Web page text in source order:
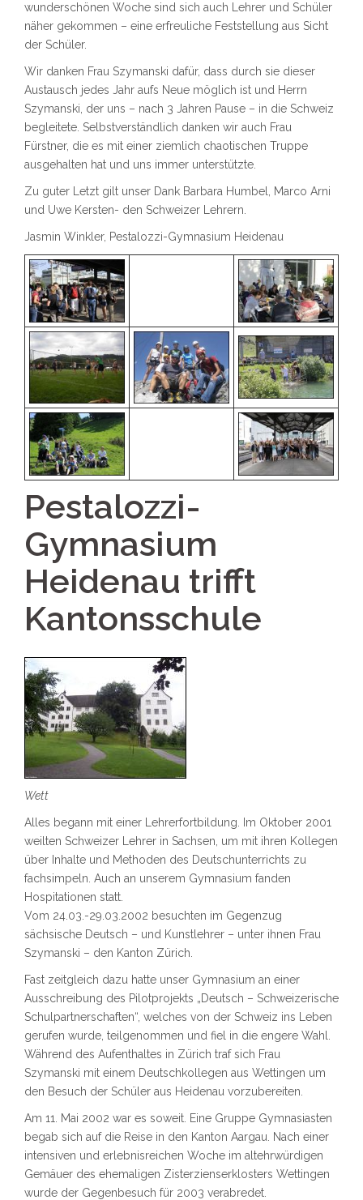
wunderschönen Woche sind sich auch Lehrer und Schüler
näher gekommen – eine erfreuliche Feststellung aus Sicht
der Schüler.
Wir danken Frau Szymanski dafür, dass durch sie dieser
Austausch jedes Jahr aufs Neue möglich ist und Herrn
Szymanski, der uns – nach 3 Jahren Pause – in die Schweiz
begleitete. Selbstverständlich danken wir auch Frau
Fürstner, die es mit einer ziemlich chaotischen Truppe
ausgehalten hat und uns immer unterstützte.
Zu guter Letzt gilt unser Dank Barbara Humbel, Marco Arni
und Uwe Kersten- den Schweizer Lehrern.
Jasmin Winkler, Pestalozzi-Gymnasium Heidenau
Pestalozzi-
Gymnasium
Heidenau trifft
Kantonsschule
Wett
Alles begann mit einer Lehrerfortbildung. Im Oktober 2001
weilten Schweizer Lehrer in Sachsen, um mit ihren Kollegen
über Inhalte und Methoden des Deutschunterrichts zu
fachsimpeln. Auch an unserem Gymnasium fanden
Hospitationen statt.
Vom 24.03.-29.03.2002 besuchten im Gegenzug
sächsische Deutsch – und Kunstlehrer – unter ihnen Frau
Szymanski – den Kanton Zürich.
Fast zeitgleich dazu hatte unser Gymnasium an einer
Ausschreibung des Pilotprojekts „Deutsch – Schweizerische
Schulpartnerschaften“, welches von der Schweiz ins Leben
gerufen wurde, teilgenommen und fiel in die engere Wahl.
Während des Aufenthaltes in Zürich traf sich Frau
Szymanski mit einem Deutschkollegen aus Wettingen um
den Besuch der Schüler aus Heidenau vorzubereiten.
Am 11. Mai 2002 war es soweit. Eine Gruppe Gymnasiasten
begab sich auf die Reise in den Kanton Aargau. Nach einer
intensiven und erlebnisreichen Woche im altehrwürdigen
Gemäuer des ehemaligen Zisterzienserklosters Wettingen
wurde der Gegenbesuch für 2003 verabredet.